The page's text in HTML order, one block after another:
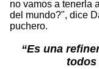
no vamos a tenerla
del mundo?", dice
puchero.
“Es una
todos